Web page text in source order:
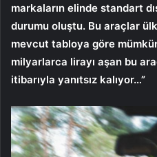
markaların elinde standart
durumu oluştu. Bu araçlar
mevcut tabloya göre
milyarlarca lirayı aşan bu
itibarıyla yanıtsız kalıyor…”